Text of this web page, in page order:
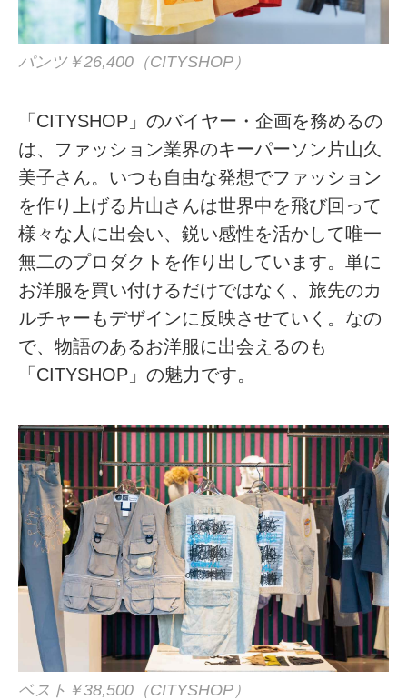
パンツ￥26,400（CITYSHOP）
「CITYSHOP」のバイヤー・企画を務めるの
は、ファッション業界のキーパーソン片山久
美子さん。いつも自由な発想でファッション
を作り上げる片山さんは世界中を飛び回って
様々な人に出会い、鋭い感性を活かして唯一
無二のプロダクトを作り出しています。単に
お洋服を買い付けるだけではなく、旅先のカ
ルチャーもデザインに反映させていく。なの
で、物語のあるお洋服に出会えるのも
「CITYSHOP」の魅力です。
ベスト￥38,500（CITYSHOP）